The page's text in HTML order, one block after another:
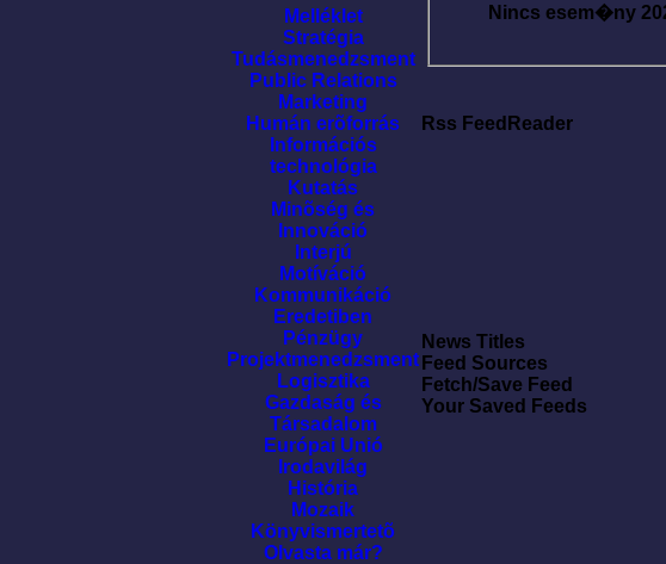
Melléklet
Stratégia
Tudásmenedzsment
Public Relations
Marketing
Humán erõforrás
Információs
technológia
Kutatás
Minõség és
Innováció
Interjú
Motíváció
Kommunikáció
Eredetiben
Pénzügy
Projektmenedzsment
Logisztika
Gazdaság és
Társadalom
Európai Unió
Irodavilág
História
Mozaik
Könyvismertetõ
Olvasta már?
Nincs esem�ny
Rss FeedReader
News Titles
Feed Sources
Fetch/Save Feed
Your Saved Feeds